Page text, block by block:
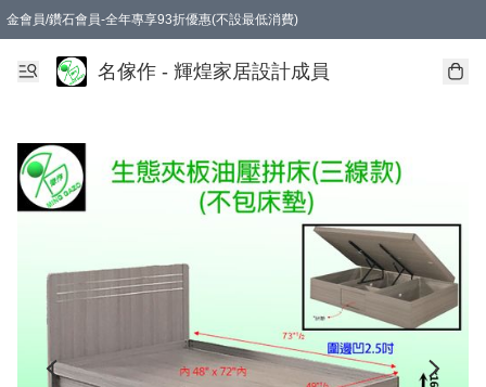
金會員/鑽石會員-全年專享93折優惠(不設最低消費)
名傢作 - 輝煌家居設計成員